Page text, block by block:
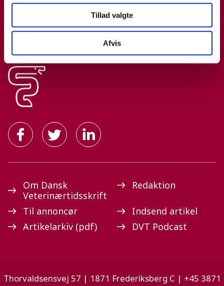
Tillad valgte
Afvis
Om Dansk
Veterinærtidsskrift
Redaktion
Til annoncør
Indsend artikel
Artikelarkiv (pdf)
DVT Podcast
Thorvaldsensvej 57 | 1871 Frederiksberg C | +45 3871